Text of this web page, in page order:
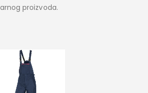
proizvoda.